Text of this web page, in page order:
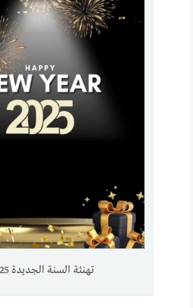
تهنئة السنة الجديدة 2025.